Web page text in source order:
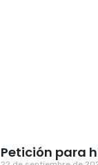
Petición para